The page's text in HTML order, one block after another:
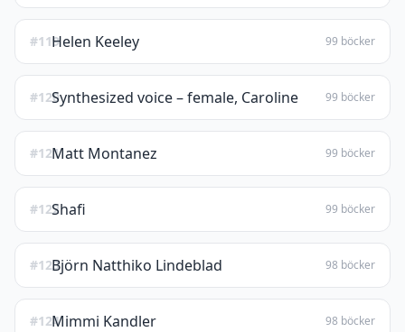
#119Helen Keeley 99 böcker
#120Synthesized voice – female, Caroline 99 böcker
#121Matt Montanez 99 böcker
#122Shafi 99 böcker
#123Björn Natthiko Lindeblad 98 böcker
#124Mimmi Kandler 98 böcker